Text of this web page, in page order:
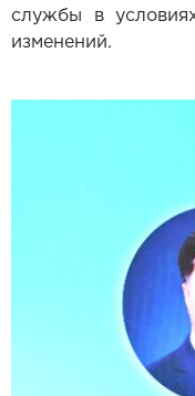
службы в
изменений.